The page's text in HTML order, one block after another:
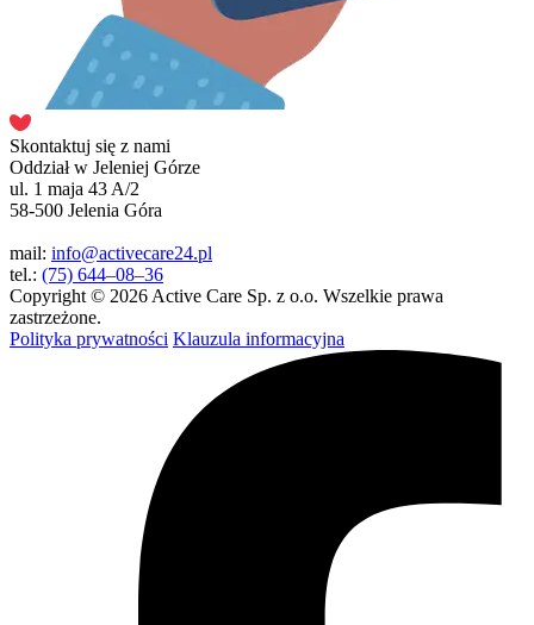
Skontaktuj się z nami
Oddział w Jeleniej Górze
ul. 1 maja 43 A/2
58-500 Jelenia Góra
mail: info@activecare24.pl
tel.: (75) 644–08–36
Copyright © 2026 Active Care Sp. z o.o. Wszelkie prawa
zastrzeżone.
Polityka prywatności Klauzula informacyjna